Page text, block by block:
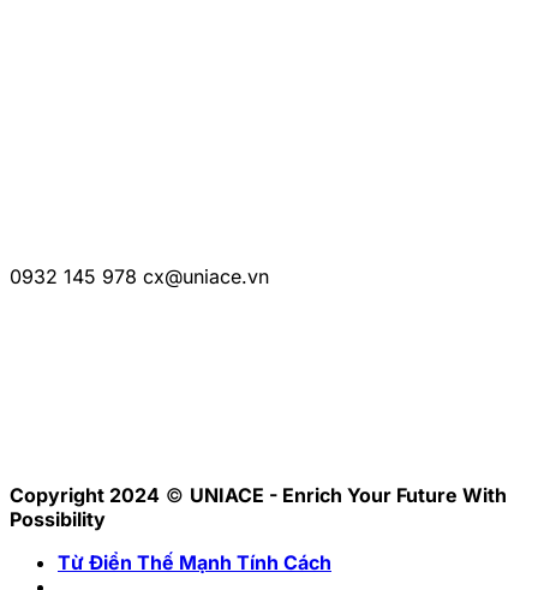
0932 145 978 cx@uniace.vn
Copyright 2024 © UNIACE - Enrich Your Future With
Possibility
Từ Điển Thế Mạnh Tính Cách